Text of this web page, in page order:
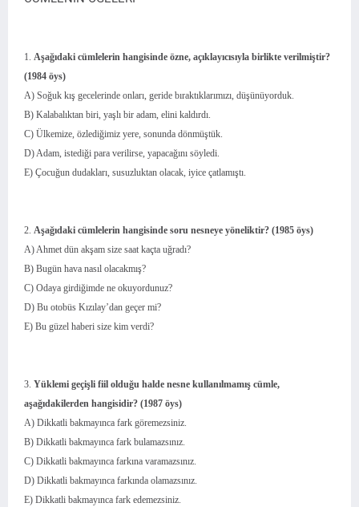
1. Aşağıdaki cümlelerin hangisinde özne, açıklayıcısıyla birlikte verilmiştir?
(1984 öys)
A) Soğuk kış gecelerinde onları, geride bıraktıklarımızı, düşünüyorduk.
B) Kalabalıktan biri, yaşlı bir adam, elini kaldırdı.
C) Ülkemize, özlediğimiz yere, sonunda dönmüştük.
D) Adam, istediği para verilirse, yapacağını söyledi.
E) Çocuğun dudakları, susuzluktan olacak, iyice çatlamıştı.
2. Aşağıdaki cümlelerin hangisinde soru nesneye yöneliktir? (1985 öys)
A) Ahmet dün akşam size saat kaçta uğradı?
B) Bugün hava nasıl olacakmış?
C) Odaya girdiğimde ne okuyordunuz?
D) Bu otobüs Kızılay’dan geçer mi?
E) Bu güzel haberi size kim verdi?
3. Yüklemi geçişli fiil olduğu halde nesne kullanılmamış cümle,
aşağıdakilerden hangisidir? (1987 öys)
A) Dikkatli bakmayınca fark göremezsiniz.
B) Dikkatli bakmayınca fark bulamazsınız.
C) Dikkatli bakmayınca farkına varamazsınız.
D) Dikkatli bakmayınca farkında olamazsınız.
E) Dikkatli bakmayınca fark edemezsiniz.